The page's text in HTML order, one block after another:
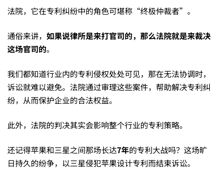
法院，它在专利纠纷中的角色可堪称“终极仲裁者”。
通俗来讲， 如果说律所是来打官司的，那么法院就是来裁决
这场官司的。
我们都知道行业内的专利侵权处处可见，那在无法协调时，
诉讼就难以避免。法院通过审理这些案件，帮助解决专利纠
纷，从而保护企业的合法权益。
此外，法院的判决其实会影响整个行业的专利策略。
还记得苹果和三星之间那场长达7年的专利大战吗？这场旷
日持久的纷争，以三星侵犯苹果设计专利而结束诉讼。